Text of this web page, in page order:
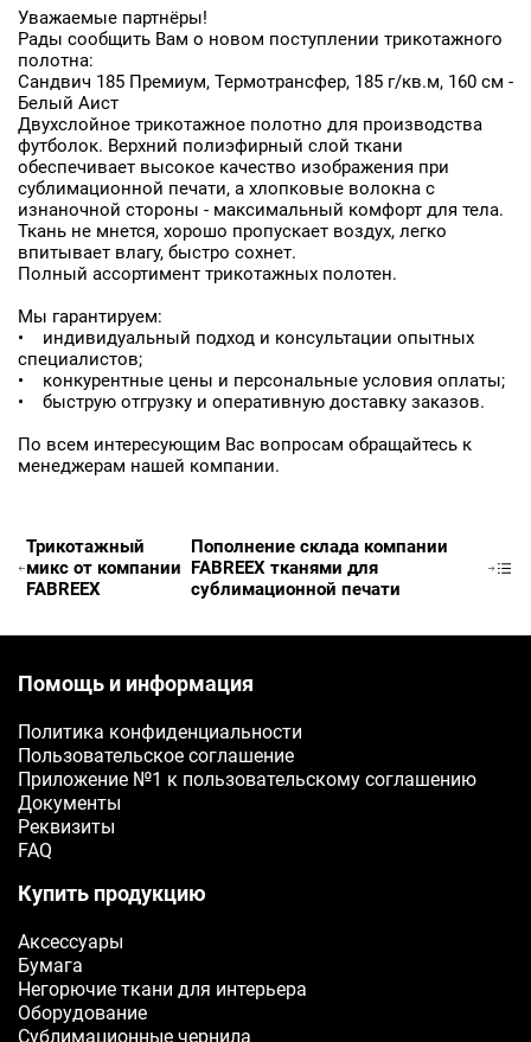
Уважаемые партнёры!
Рады сообщить Вам о новом поступлении трикотажного
полотна:
Сандвич 185 Премиум, Термотрансфер, 185 г/кв.м, 160 см -
Белый Аист
Двухслойное трикотажное полотно для производства
футболок. Верхний полиэфирный слой ткани
обеспечивает высокое качество изображения при
сублимационной печати, а хлопковые волокна с
изнаночной стороны - максимальный комфорт для тела.
Ткань не мнется, хорошо пропускает воздух, легко
впитывает влагу, быстро сохнет.
Полный ассортимент трикотажных полотен.
Мы гарантируем:
• индивидуальный подход и консультации опытных
специалистов;
• конкурентные цены и персональные условия оплаты;
• быструю отгрузку и оперативную доставку заказов.
По всем интересующим Вас вопросам обращайтесь к
менеджерам нашей компании.
Трикотажный
микс от компании
FABREEX
Пополнение склада компании
FABREEX тканями для
сублимационной печати
Заявка на бесплатные образцы
ФИО
Ваше имя
Ваш телефон
Ваш e-mail
Помощь и информация
Политика конфиденциальности
Пользовательское соглашение
Приложение №1 к пользовательскому соглашению
Документы
Реквизиты
FAQ
Купить продукцию
Аксессуары
Бумага
Негорючие ткани для интерьера
Оборудование
Сублимационные чернила